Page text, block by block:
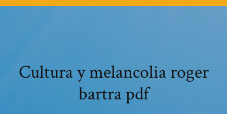
Cultura y melancolia roger
bartra pdf